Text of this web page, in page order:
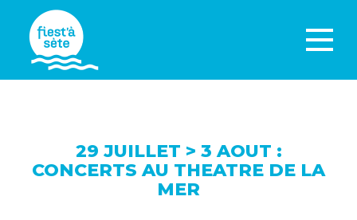
29 JUILLET > 3 AOUT :
CONCERTS AU THEATRE DE LA
MER